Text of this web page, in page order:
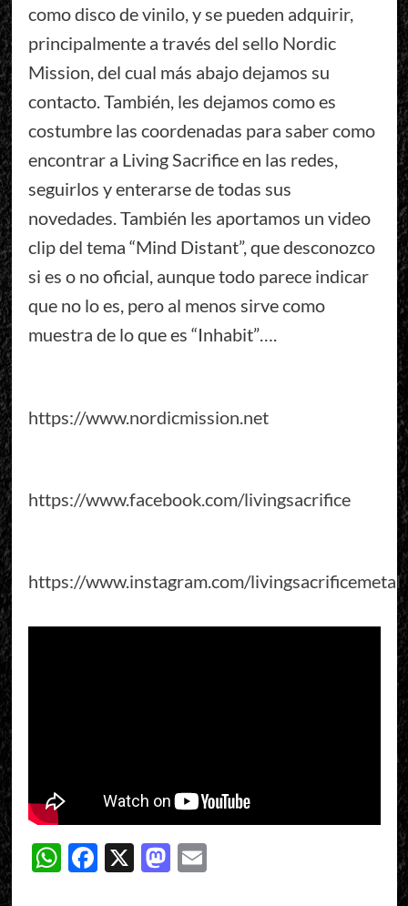
como disco de vinilo, y se pueden adquirir,
principalmente a través del sello Nordic
Mission, del cual más abajo dejamos su
contacto. También, les dejamos como es
costumbre las coordenadas para saber como
encontrar a Living Sacrifice en las redes,
seguirlos y enterarse de todas sus
novedades. También les aportamos un video
clip del tema “Mind Distant”, que desconozco
si es o no oficial, aunque todo parece indicar
que no lo es, pero al menos sirve como
muestra de lo que es “Inhabit”….
https://www.nordicmission.net
https://www.facebook.com/livingsacrifice
https://www.instagram.com/livingsacrificemetal
WhatsApp
Facebook
X Mastodon
Email